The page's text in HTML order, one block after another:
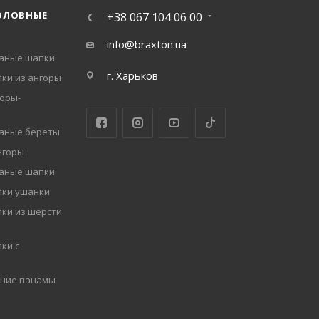
шапки
из ангоры
береты
шапки
ушанки
из шерсти
с
панамы
+38 067 104 06 00
info@braxton.ua
г. Харьков